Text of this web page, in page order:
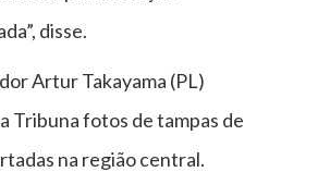
disse.
Artur Takayama (PL)
Tribuna fotos de tampas de
na região central.